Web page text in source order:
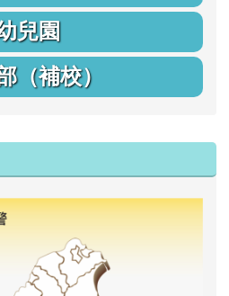
兒園
（補校）